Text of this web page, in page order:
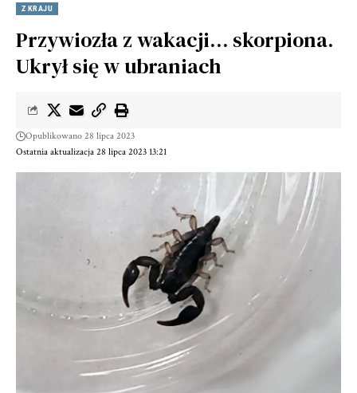
Z KRAJU
Przywiozła z wakacji… skorpiona.
Ukrył się w ubraniach
Ostatnia aktualizacja 28 lipca 2023 13:21
Opublikowano 28 lipca 2023